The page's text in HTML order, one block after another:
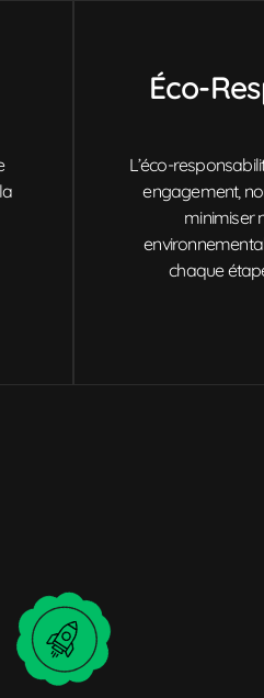
Éco-
L’éco-
engagement,
minimiser
chaque